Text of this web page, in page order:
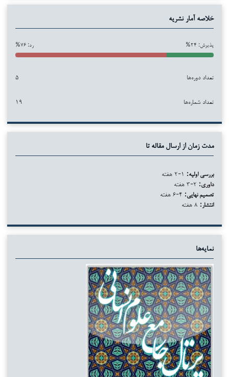
خلاصه آمار نشریه
پذیرش: ۲۴% رد: ۷۶%
تعداد دوره‌ها ۵
تعداد شماره‌ها ۱۹
مدت زمان از ارسال مقاله تا
بررسی اولیه:
داوری:
تصمیم نهایی:
انتشار:
نمایه‌ها